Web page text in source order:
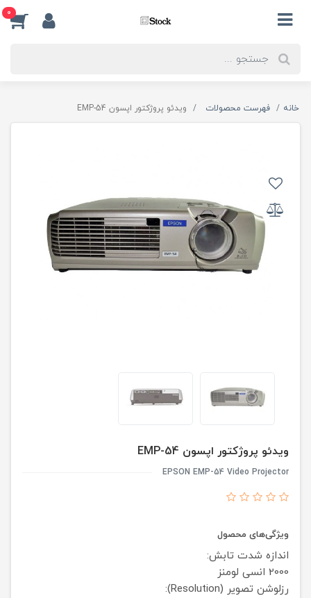
0
خانه فهرست محصولات ویدئو پروژکتور اپسون EMP-54
ویدئو پروژکتور اپسون EMP-54
EPSON EMP-54 Video Projector
ویژگی‌های محصول
اندازه شدت تابش:
2000 انسی لومنز
رزلوشن تصویر (Resolution):